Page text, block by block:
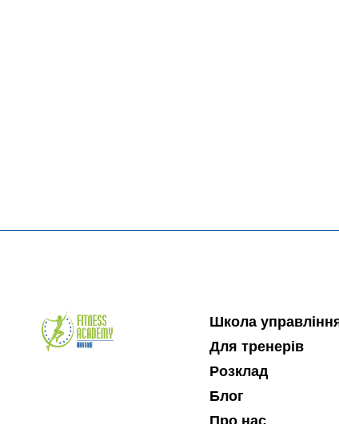
Школа
Для тренерів
Розклад
Блог
Про нас